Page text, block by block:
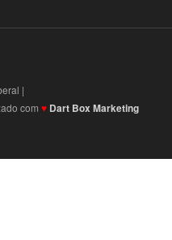
|
com ♥ Dart Box Marketing